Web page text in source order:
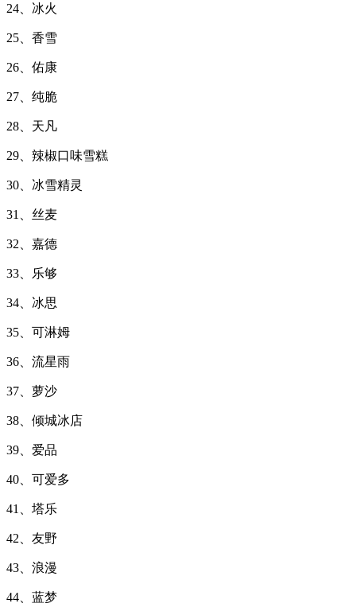
24、冰火
25、香雪
26、佑康
27、纯脆
28、天凡
29、辣椒口味雪糕
30、冰雪精灵
31、丝麦
32、嘉德
33、乐够
34、冰思
35、可淋姆
36、流星雨
37、萝沙
38、倾城冰店
39、爱品
40、可爱多
41、塔乐
42、友野
43、浪漫
44、蓝梦